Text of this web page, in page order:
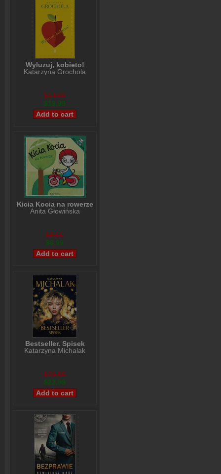
Wyluzuj, kobieto!
Katarzyna Grochola
$24,99
$19,99
Kicia Kocia na rowerze
Anita Głowińska
$8,00
$6,99
Bestseller. Spisek
Katarzyna Michalak
$29,99
$22,99